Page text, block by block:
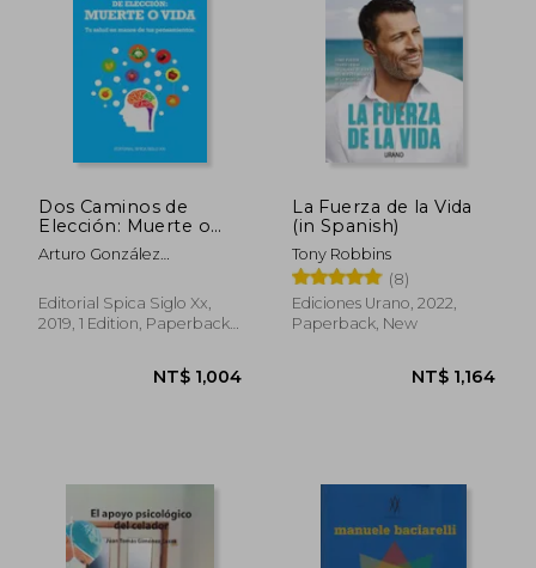
NT$ 658 NT$
Dos Caminos de
Elección: Muerte o
Vida (in Spanish)
Arturo González
Editorial Spica Siglo Xx,
2019, 1 Edition, Paperback,
La Fuerza de la Vida
(in Spanish)
Tony Robbins
(8)
Ediciones Urano, 2022,
Paperback, New